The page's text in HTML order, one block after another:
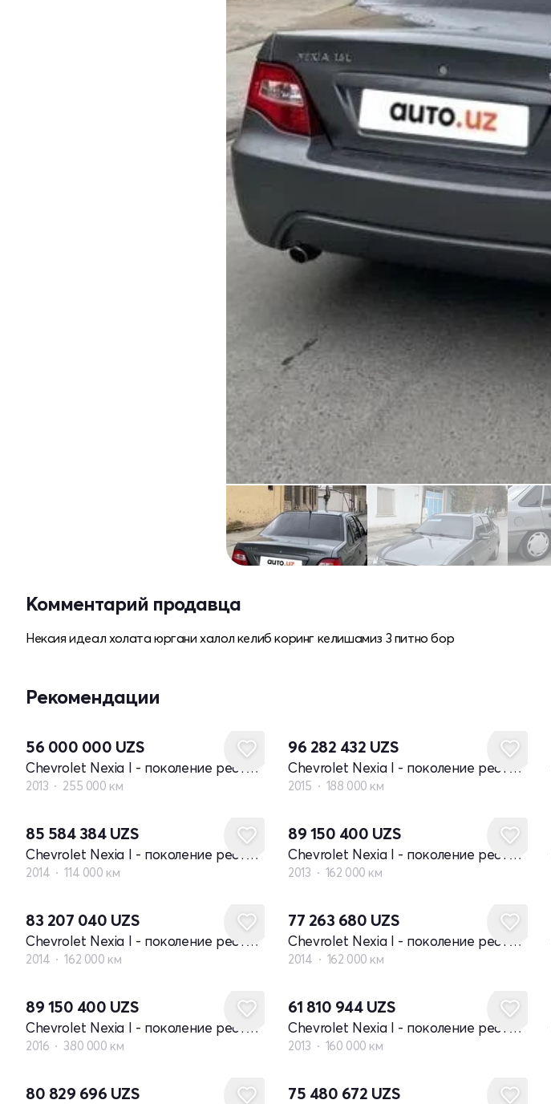
Комментарий продавца
Нексия идеал холата юргани халол келиб коринг келишамиз 3 питно бор
Рекомендации
56 000 000 UZS
Chevrolet Nexia I - поколение рестайлинг
2013 255 000 км
96 282 432 UZS
Chevrolet Nexia I - поколение рестайлинг
2015 188 000 км
85 584 384 UZS
Chevrolet Nexia I - поколение рестайлинг
2014 114 000 км
89 150 400 UZS
Chevrolet Nexia I - поколение рестайлинг
2013 162 000 км
83 207 040 UZS
Chevrolet Nexia I - поколение рестайлинг
2014 162 000 км
77 263 680 UZS
Chevrolet Nexia I - поколение рестайлинг
2014 162 000 км
89 150 400 UZS
Chevrolet Nexia I - поколение рестайлинг
2016 380 000 км
61 810 944 UZS
Chevrolet Nexia I - поколение рестайлинг
2013 160 000 км
80 829 696 UZS 75 480 672 UZS